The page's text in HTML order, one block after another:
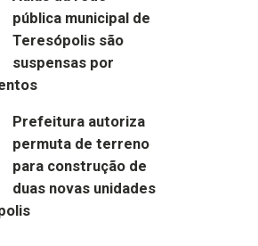
pública municipal de
Teresópolis são
suspensas por
Prefeitura autoriza
permuta de terreno
para construção de
duas novas unidades